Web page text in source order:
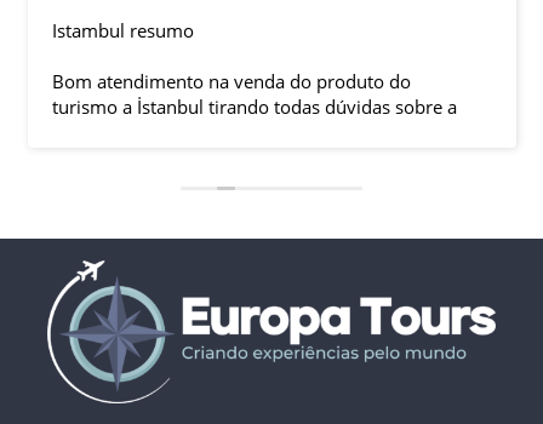
Istambul resumo
Bom atendimento na venda do produto do
turismo a İstanbul tirando todas dúvidas sobre a
ficaram em SP trabalhando. A associação dessa
LÍDER, garantiu o sucesso da viagem que foi, lá, em
grupo formado por brasileiros e com guia Turco, Sr
Ali Faik, falando um português impecável e foi
muito disponível e atencioso. Os transfers, foram
4, todos em vans novas e os trajetos em ônibus
com pilotos tranquilos dirigindo com segurança
pelas boas estradas da Turquia. Os hotéis: Armada